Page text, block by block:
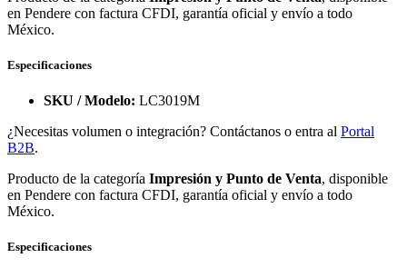
en Pendere con factura CFDI, garantía oficial y envío a todo
México.
Especificaciones
SKU / Modelo: LC3019M
¿Necesitas volumen o integración? Contáctanos o entra al Portal
B2B.
Producto de la categoría Impresión y Punto de Venta, disponible
en Pendere con factura CFDI, garantía oficial y envío a todo
México.
Especificaciones